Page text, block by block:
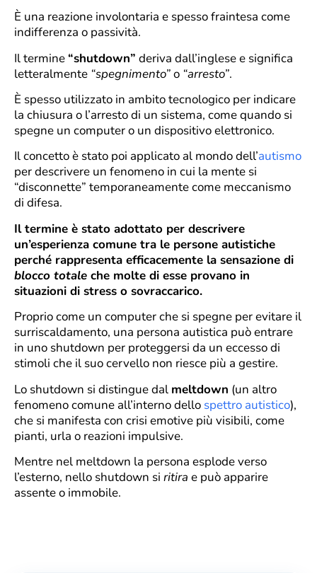
È una reazione involontaria e spesso fraintesa come
indifferenza o passività.
Il termine“shutdown” deriva dall’inglese e significa
letteralmente “spegnimento”o “arresto”.
È spesso utilizzato in ambito tecnologico per indicare
la chiusura o l’arresto di un sistema, come quando si
spegne un computer o un dispositivo elettronico.
Il concetto è stato poi applicato al mondo dell’autismo
per descrivere un fenomeno in cui la mente si
“disconnette” temporaneamente come meccanismo
di difesa.
Il termine è stato adottato per descrivere
un’esperienza comune tra le persone autistiche
perché rappresenta efficacemente la sensazione di
blocco totale che molte di esse provano in
situazioni di stress o sovraccarico.
Proprio come un computer che si spegne per evitare il
surriscaldamento, una persona autistica può entrare
in uno shutdown per proteggersi da un eccesso di
stimoli che il suo cervello non riesce più a gestire.
Lo shutdown si distingue dal meltdown (un altro
fenomeno comune all’interno dello spettro autistico),
che si manifesta con crisi emotive più visibili, come
pianti, urla o reazioni impulsive.
Mentre nel meltdown la persona esplode verso
l’esterno, nello shutdown si ritira e può apparire
assente o immobile.